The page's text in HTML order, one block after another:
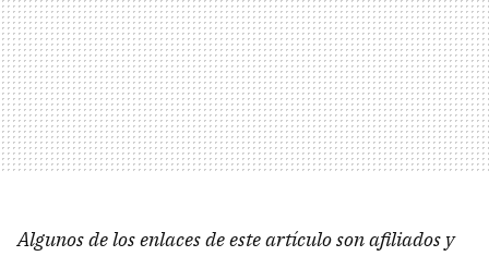
Algunos de los enlaces de este artículo son afiliados y